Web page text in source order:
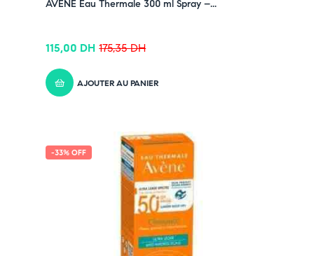
AVÈNE Eau Thermale 300 ml Spray –...
175,35DH
115,00 DH
AJOUTER AU PANIER
-33% OFF